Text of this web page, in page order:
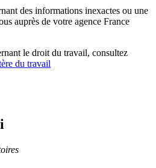
des informations inexactes ou une
auprès de votre agence France
le droit du travail, consultez
du travail